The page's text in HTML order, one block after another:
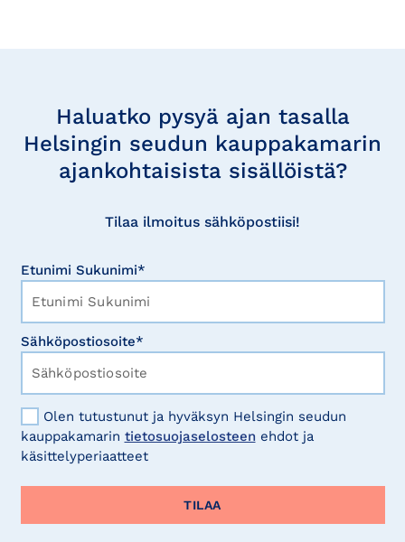
Haluatko pysyä ajan tasalla
Helsingin seudun kauppakamarin
ajankohtaisista sisällöistä?
Tilaa ilmoitus sähköpostiisi!
Etunimi Sukunimi*
Sähköpostiosoite*
Olen tutustunut ja hyväksyn Helsingin seudun
kauppakamarin tietosuojaselosteen ehdot ja
käsittelyperiaatteet